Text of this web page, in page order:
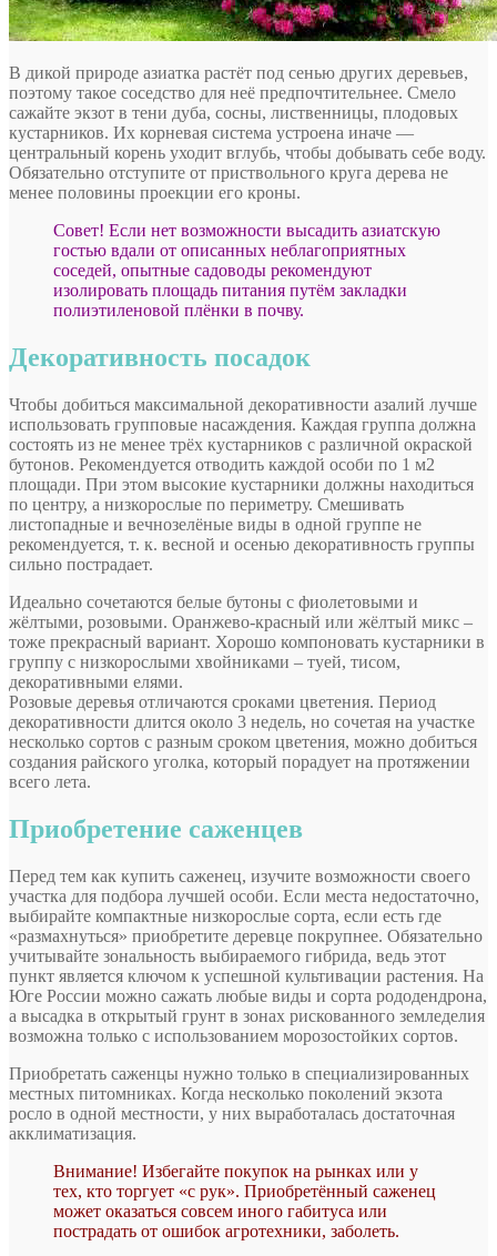
В дикой природе азиатка растёт под сенью других деревьев,
поэтому такое соседство для неё предпочтительнее. Смело
сажайте экзот в тени дуба, сосны, лиственницы, плодовых
кустарников. Их корневая система устроена иначе —
центральный корень уходит вглубь, чтобы добывать себе воду.
Обязательно отступите от приствольного круга дерева не
менее половины проекции его кроны.
Совет! Если нет возможности высадить азиатскую
гостью вдали от описанных неблагоприятных
соседей, опытные садоводы рекомендуют
изолировать площадь питания путём закладки
полиэтиленовой плёнки в почву.
Декоративность посадок
Чтобы добиться максимальной декоративности азалий лучше
использовать групповые насаждения. Каждая группа должна
состоять из не менее трёх кустарников с различной окраской
бутонов. Рекомендуется отводить каждой особи по 1 м2
площади. При этом высокие кустарники должны находиться
по центру, а низкорослые по периметру. Смешивать
листопадные и вечнозелёные виды в одной группе не
рекомендуется, т. к. весной и осенью декоративность группы
сильно пострадает.
Идеально сочетаются белые бутоны с фиолетовыми и
жёлтыми, розовыми. Оранжево-красный или жёлтый микс –
тоже прекрасный вариант. Хорошо компоновать кустарники в
группу с низкорослыми хвойниками – туей, тисом,
декоративными елями.
Розовые деревья отличаются сроками цветения. Период
декоративности длится около 3 недель, но сочетая на участке
несколько сортов с разным сроком цветения, можно добиться
создания райского уголка, который порадует на протяжении
всего лета.
Приобретение саженцев
Перед тем как купить саженец, изучите возможности своего
участка для подбора лучшей особи. Если места недостаточно,
выбирайте компактные низкорослые сорта, если есть где
«размахнуться» приобретите деревце покрупнее. Обязательно
учитывайте зональность выбираемого гибрида, ведь этот
пункт является ключом к успешной культивации растения. На
Юге России можно сажать любые виды и сорта рододендрона,
а высадка в открытый грунт в зонах рискованного земледелия
возможна только с использованием морозостойких сортов.
Приобретать саженцы нужно только в специализированных
местных питомниках. Когда несколько поколений экзота
росло в одной местности, у них выработалась достаточная
акклиматизация.
Внимание! Избегайте покупок на рынках или у
тех, кто торгует «с рук». Приобретённый саженец
может оказаться совсем иного габитуса или
пострадать от ошибок агротехники, заболеть.